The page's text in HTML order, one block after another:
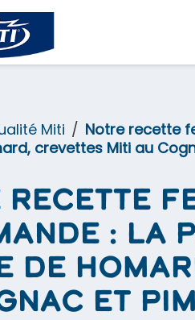
Miti
Notre recette
crevettes Miti au
recette
: la
de
et